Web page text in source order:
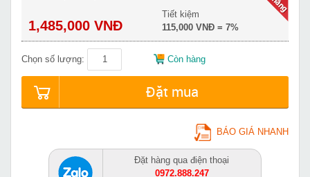
1,485,000 VNĐ
Tiết kiệm
115,000 VNĐ = 7%
Chọn số lượng: Còn hàng
Đặt mua
BÁO GIÁ NHANH
Đặt hàng qua điện thoại
0972.888.247